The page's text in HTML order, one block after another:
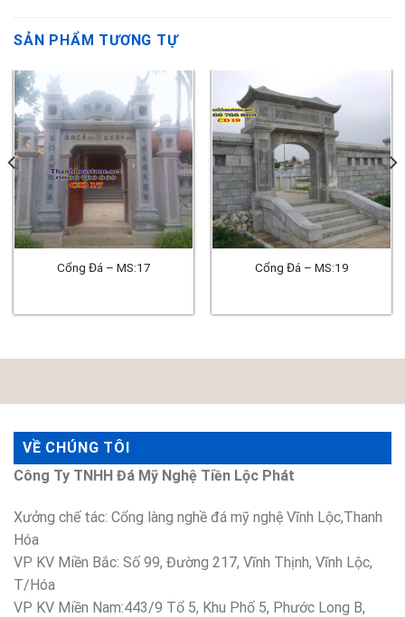
SẢN PHẨM TƯƠNG TỰ
Cổng Đá – MS:17 Cổng Đá – MS:19
VỀ CHÚNG TÔI
Công Ty TNHH Đá Mỹ Nghệ Tiền Lộc Phát
Xưởng chế tác: Cổng làng nghề đá mỹ nghệ Vĩnh Lộc,Thanh
Hóa
VP KV Miền Bắc: Số 99, Đường 217, Vĩnh Thịnh, Vĩnh Lộc,
T/Hóa
VP KV Miền Nam:443/9 Tổ 5, Khu Phố 5, Phước Long B,